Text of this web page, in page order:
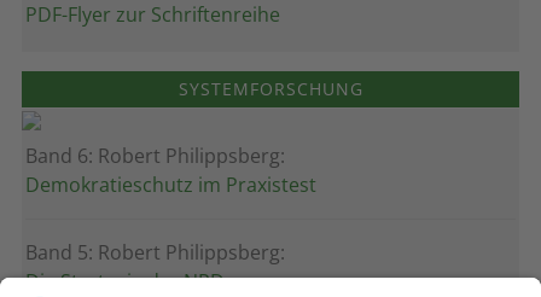
PDF-Flyer zur Schriftenreihe
SYSTEMFORSCHUNG
Band 6: Robert Philippsberg:
Demokratieschutz im Praxistest
Band 5: Robert Philippsberg:
Die Strategie der NPD